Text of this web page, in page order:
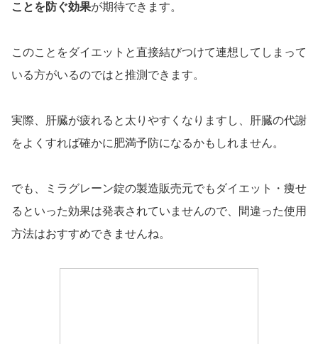
ことを防ぐ効果が期待できます。
このことをダイエットと直接結びつけて連想してしまって
いる方がいるのではと推測できます。
実際、肝臓が疲れると太りやすくなりますし、肝臓の代謝
をよくすれば確かに肥満予防になるかもしれません。
でも、ミラグレーン錠の製造販売元でもダイエット・痩せ
るといった効果は発表されていませんので、間違った使用
方法はおすすめできませんね。